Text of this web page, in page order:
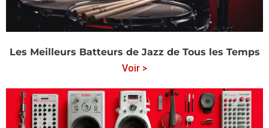
Les Meilleurs Batteurs de Jazz de Tous les Temps
Voir >